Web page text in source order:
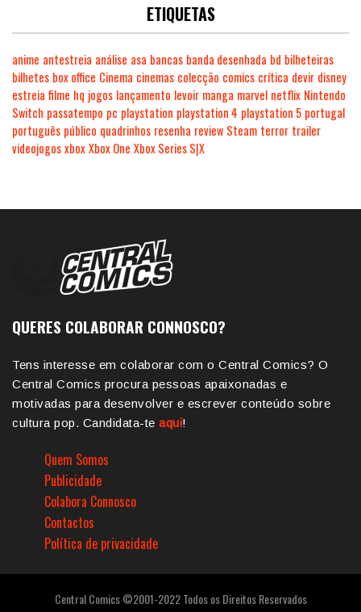
ETIQUETAS
anime antestreia análise asa bancas banda desenhada bd bilheteiras
bilhetes box office Cinema cinemas colecção comics crítica devir disney
estreia filme hq jogos lançamento levoir manga marvel netflix Nintendo
Switch passatempo pc playstation playstation 4 playstation 5 portugal
português público quadrinhos resenha review Steam terror trailer
videojogosxboxXbox One Xbox Series S|X
QUERES COLABORAR CONNOSCO?
Tens interesse em colaborar com o Central Comics? O
Central Comics procura pessoas apaixonadas e
motivadas para desenvolver e escrever conteúdo sobre
cultura pop. Candidata-te aqui!
Quem Somos
Publicidade
Colabora Connosco
Contactos
Política de privacidade
Central Comics ©2001-2022 Todos os Direitos Reservados